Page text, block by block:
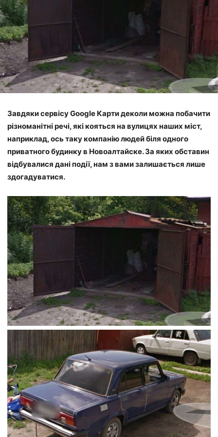
Завдяки сервісу Google Карти деколи можна побачити
різноманітні речі, які кояться на вулицях наших міст,
наприклад, ось таку компанію людей біля одного
приватного будинку в Новоалтайске. За яких обставин
відбувалися дані події, нам з вами залишається лише
здогадуватися.